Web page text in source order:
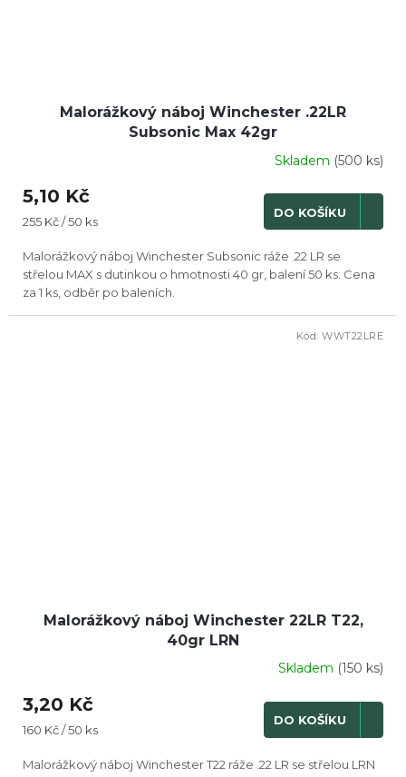
Malorážkový náboj Winchester .22LR
Subsonic Max 42gr
Skladem (500 ks)
5,10 Kč
Měrná
255 Kč / 50 ks
DO KOŠÍKU
Malorážkový náboj Winchester Subsonic ráže .22 LR se
střelou MAX s dutinkou o hmotnosti 40 gr, balení 50 ks. Cena
za 1 ks, odběr po baleních.
Malorážkový náboj Winchester 22LR T22,
40gr LRN
Skladem (150 ks)
3,20 Kč
Měrná
160 Kč / 50 ks
DO KOŠÍKU
Malorážkový náboj Winchester T22 ráže .22 LR se střelou LRN
Kód: WWT22LRE